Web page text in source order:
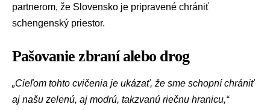
partnerom, že Slovensko je pripravené chrániť
schengenský priestor.
Pašovanie zbraní alebo drog
„Cieľom tohto cvičenia je ukázať, že sme schopní chrániť
aj našu zelenú, aj modrú, takzvanú riečnu hranicu,“